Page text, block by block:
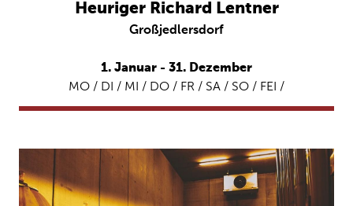
Heuriger Richard Lentner
Großjedlersdorf
1. Januar - 31. Dezember
MO / DI / MI / DO / FR / SA / SO / FEI /